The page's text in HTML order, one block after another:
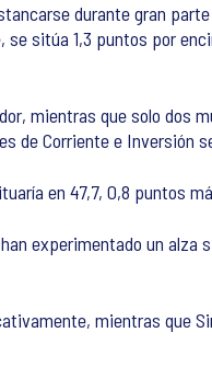
durante gran
sitúa 1,3 puntos por
mientras que solo dos
de Corriente e Inversión
en 47,7, 0,8 puntos
experimentado un
mientras que